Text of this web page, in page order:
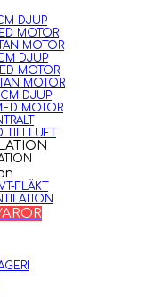
DJUP
MOTOR
MOTOR
DJUP
MOTOR
MOTOR
DJUP
MOTOR
TILLLUFT
FLÄKT